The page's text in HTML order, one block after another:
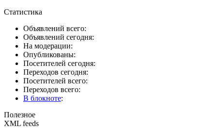
Статистика
Объявлений всего:
Объявлений сегодня:
На модерации:
Опубликованы:
Посетителей сегодня:
Переходов сегодня:
Посетителей всего:
Переходов всего:
В блокноте:
Полезное
XML feeds